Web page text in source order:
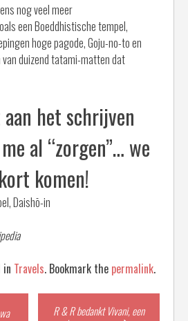
nog veel meer
een Boeddhistische tempel,
hoge pagode, Goju-no-to en
van duizend tatami-matten dat
het schrijven
al “zorgen”… we
komen!
in Travels. Bookmark the permalink.
R & R bedankt Vivani, een